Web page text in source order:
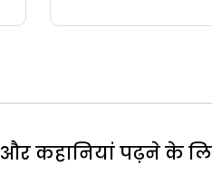
और कहानियां पढ़ने के